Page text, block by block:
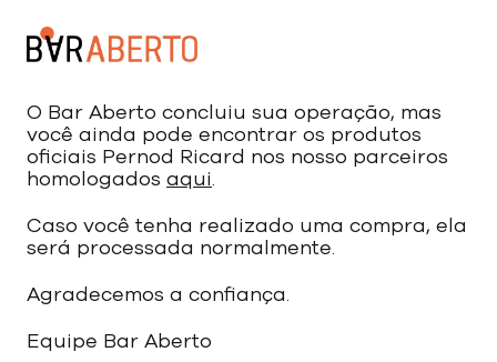
O Bar Aberto concluiu sua operação, mas
você ainda pode encontrar os produtos
oficiais Pernod Ricard nos nosso parceiros
homologados aqui.
Caso você tenha realizado uma compra, ela
será processada normalmente.
Agradecemos a confiança.
Equipe Bar Aberto